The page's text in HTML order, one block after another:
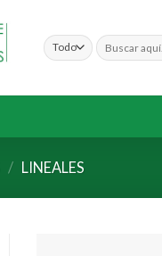
Buscar
por:
/ LINEALES